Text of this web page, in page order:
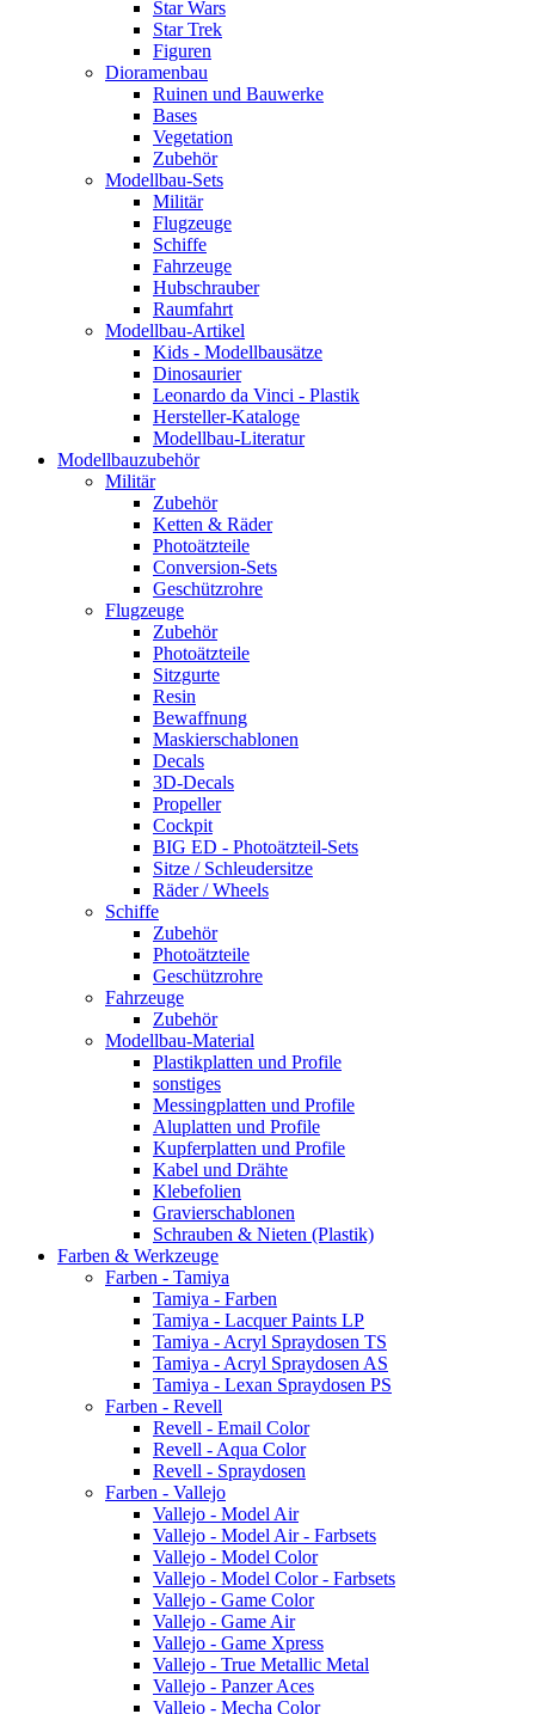
Star Wars
Star Trek
Figuren
Dioramenbau
Ruinen und Bauwerke
Bases
Vegetation
Zubehör
Modellbau-Sets
Militär
Flugzeuge
Schiffe
Fahrzeuge
Hubschrauber
Raumfahrt
Modellbau-Artikel
Kids - Modellbausätze
Dinosaurier
Leonardo da Vinci - Plastik
Hersteller-Kataloge
Modellbau-Literatur
Modellbauzubehör
Militär
Zubehör
Ketten & Räder
Photoätzteile
Conversion-Sets
Geschützrohre
Flugzeuge
Zubehör
Photoätzteile
Sitzgurte
Resin
Bewaffnung
Maskierschablonen
Decals
3D-Decals
Propeller
Cockpit
BIG ED - Photoätzteil-Sets
Sitze / Schleudersitze
Räder / Wheels
Schiffe
Zubehör
Photoätzteile
Geschützrohre
Fahrzeuge
Zubehör
Modellbau-Material
Plastikplatten und Profile
sonstiges
Messingplatten und Profile
Aluplatten und Profile
Kupferplatten und Profile
Kabel und Drähte
Klebefolien
Gravierschablonen
Schrauben & Nieten (Plastik)
Farben & Werkzeuge
Farben - Tamiya
Tamiya - Farben
Tamiya - Lacquer Paints LP
Tamiya - Acryl Spraydosen TS
Tamiya - Acryl Spraydosen AS
Tamiya - Lexan Spraydosen PS
Farben - Revell
Revell - Email Color
Revell - Aqua Color
Revell - Spraydosen
Farben - Vallejo
Vallejo - Model Air
Vallejo - Model Air - Farbsets
Vallejo - Model Color
Vallejo - Model Color - Farbsets
Vallejo - Game Color
Vallejo - Game Air
Vallejo - Game Xpress
Vallejo - True Metallic Metal
Vallejo - Panzer Aces
Vallejo - Mecha Color